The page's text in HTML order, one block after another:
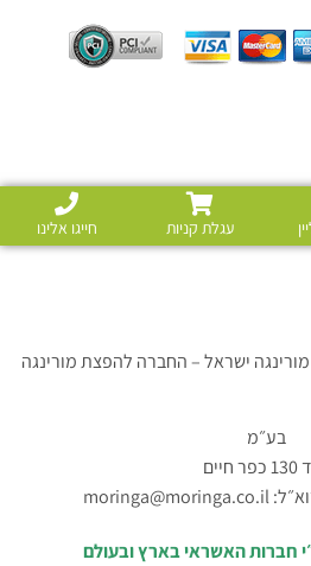
עגלת קניות חייגו אלינו
מורינגה ישראל – החברה להפצת מורינגה
בע״מ
moringa@moringa.co.il
חברות האשראי בארץ ובעולם